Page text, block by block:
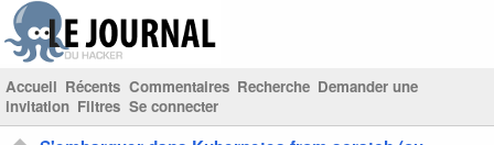
Accueil Récents Commentaires Recherche Demander une
invitation Filtres Se connecter